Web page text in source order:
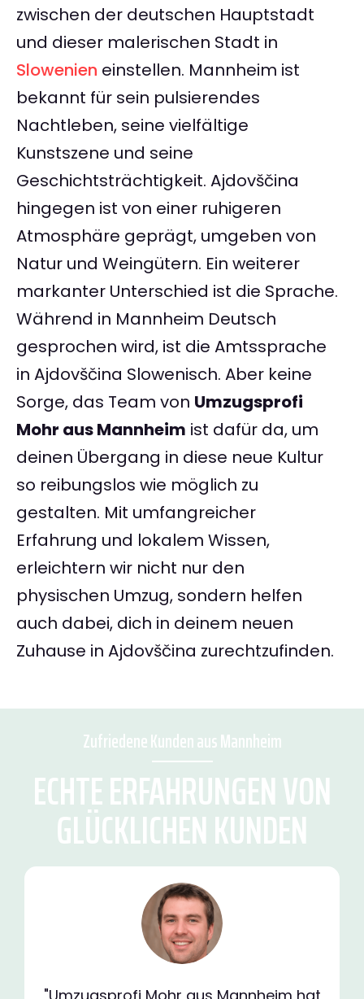
zwischen der deutschen Hauptstadt
und dieser malerischen Stadt in
Slowenien einstellen. Mannheim ist
bekannt für sein pulsierendes
Nachtleben, seine vielfältige
Kunstszene und seine
Geschichtsträchtigkeit. Ajdovščina
hingegen ist von einer ruhigeren
Atmosphäre geprägt, umgeben von
Natur und Weingütern. Ein weiterer
markanter Unterschied ist die Sprache.
Während in Mannheim Deutsch
gesprochen wird, ist die Amtssprache
in Ajdovščina Slowenisch. Aber keine
Sorge, das Team von Umzugsprofi
Mohr aus Mannheim ist dafür da, um
deinen Übergang in diese neue Kultur
so reibungslos wie möglich zu
gestalten. Mit umfangreicher
Erfahrung und lokalem Wissen,
erleichtern wir nicht nur den
physischen Umzug, sondern helfen
auch dabei, dich in deinem neuen
Zuhause in Ajdovščina zurechtzufinden.
Zufriedene Kunden aus Mannheim
ECHTE ERFAHRUNGEN VON
GLÜCKLICHEN KUNDEN